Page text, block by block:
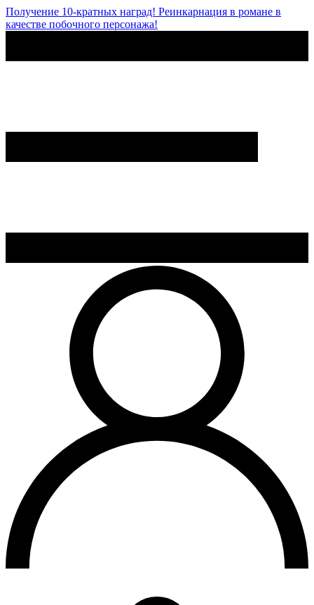
Получение 10-кратных наград! Реинкарнация в романе в
качестве побочного персонажа!